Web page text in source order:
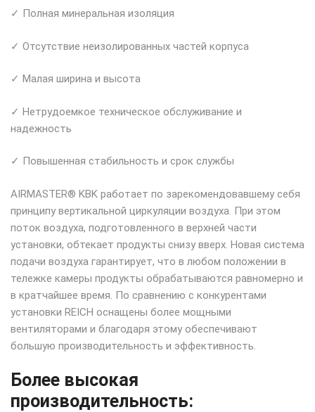
✓ Полная минеральная изоляция
✓ Отсутствие неизолированных частей корпуса
✓ Малая ширина и высота
✓ Нетрудоемкое техническое обслуживание и
надежность
✓ Повышенная стабильность и срок службы
AIRMASTER® KBK работает по зарекомендовавшему себя
принципу вертикальной циркуляции воздуха. При этом
поток воздуха, подготовленного в верхней части
установки, обтекает продукты снизу вверх. Новая система
подачи воздуха гарантирует, что в любом положении в
тележке камеры продукты обрабатываются равномерно и
в кратчайшее время. По сравнению с конкурентами
установки REICH оснащены более мощными
вентиляторами и благодаря этому обеспечивают
большую производительность и эффективность.
Более высокая
производительность: